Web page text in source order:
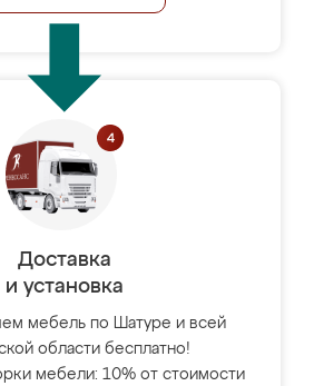
Доставка
и установка
мебель по Шатуре и всей
области бесплатно!
мебели: 10% от стоимости